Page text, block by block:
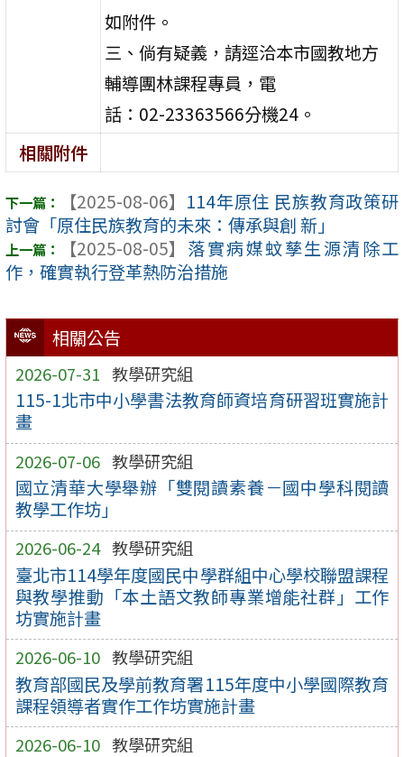
相關公告
2026-07-31 教學研究組
115-1北市中小學書法教育師資培育研習班實施計
畫
2026-07-06 教學研究組
國立清華大學舉辦「雙閱讀素養－國中學科閱讀
教學工作坊」
2026-06-24 教學研究組
臺北市114學年度國民中學群組中心學校聯盟課程
與教學推動「本土語文教師專業增能社群」工作
坊實施計畫
2026-06-10 教學研究組
教育部國民及學前教育署115年度中小學國際教育
課程領導者實作工作坊實施計畫
2026-06-10 教學研究組
如附件。
三、倘有疑義，請逕洽本市國教地方
輔導團林課程專員，電
話：02-23363566分機24。
相關附件
【2025-08-06】 114年原住 民族教育政策研
討會「原住民族教育的未來：傳承與創 新」
【2025-08-05】 落實病媒蚊孳生源清除工
作，確實執行登革熱防治措施